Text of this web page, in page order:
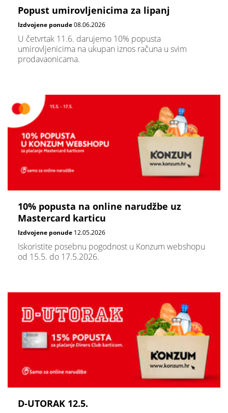
Popust umirovljenicima za lipanj
Izdvojene ponude08.06.2026
U četvrtak 11.6. darujemo 10% popusta
umirovljenicima na ukupan iznos računa u svim
prodavaonicama.
10% popusta na online narudžbe uz
Mastercard karticu
Izdvojene ponude 12.05.2026
Iskoristite posebnu pogodnost u Konzum webshopu
od 15.5. do 17.5.2026.
D-UTORAK 12.5.